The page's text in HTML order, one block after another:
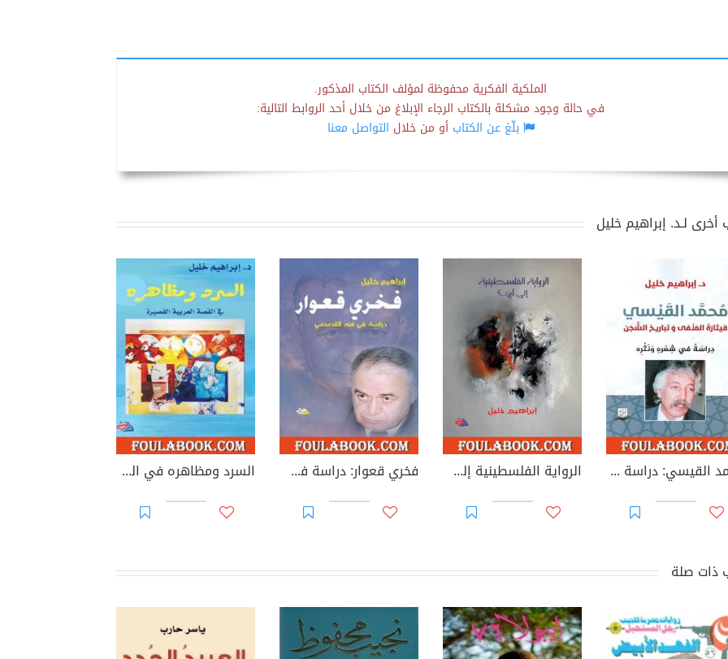
الملكية الفكرية محفوظة لمؤلف الكتاب المذكور.
في حالة وجود مشكلة بالكتاب الرجاء الإبلاغ من خلال أحد الروابط التالية:
بلّغ عن الكتابأو من خلال التواصل معنا
أخرى لـد. إبراهيم خليل
محمد القيسي: دراسة في شعره ونثره الرواية الفلسطينية إلى أين؟ فخري قعوار: دراسة في فنه القصصي السرد ومظاهره في القصة العربية القصيرة
ذات صلة